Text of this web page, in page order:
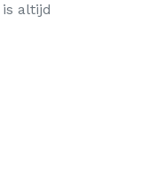
altijd